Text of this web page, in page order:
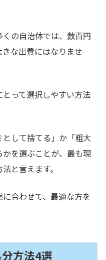
の自治体では、数百円
な出費にはなりませ
って選択しやすい方法
して捨てる」か「粗大
を選ぶことが、最も現
と言えます。
合わせて、最適な方を
方法4選